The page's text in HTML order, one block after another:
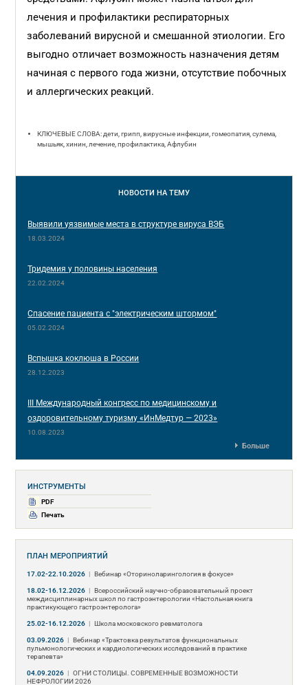
лечения и профилактики респираторных
заболеваний вирусной и смешанной этиологии. Его
выгодно отличает возможность назначения детям
начиная с первого года жизни, отсутствие побочных
и аллергических реакций.
КЛЮЧЕВЫЕ СЛОВА: дети, грипп, вирусные инфекции, гомеопатия, сулема,
мышьяк, хинин, лечение, профилактика, Афлубин
НОВОСТИ НА ТЕМУ
Выявили уязвимые места в структуре вируса ВЭБ
18.03.2024
Тридемия у половины населения
22.02.2024
Спасение пациента с "электрическим штормом"
05.02.2024
Вспышка коклюша в России
28.12.2023
III Международный конгресс по медицинскому и
оздоровительному туризму «ИнМедтур — 2023»
10.08.2023
Больше
ИНСТРУМЕНТЫ
PDF
Печать
ПЛАН МЕРОПРИЯТИЙ
17.02-22.10.2026 | Вебинар «Оториноларингология в фокусе»
18.02-16.12.2026 | Всероссийский научно-образовательный проект
междисциплинарных школ по гастроэнтерологии «Настольная книга
практикующего гастроэнтеролога»
25.02-16.12.2026 | Школа московского ревматолога
03.09.2026 | Вебинар «Трактовка результатов функциональных
пульмонологических и кардиологических исследований в практике
терапевта»
04.09.2026 | ОГНИ СТОЛИЦЫ. СОВРЕМЕННЫЕ ВОЗМОЖНОСТИ
НЕФРОЛОГИИ 2026